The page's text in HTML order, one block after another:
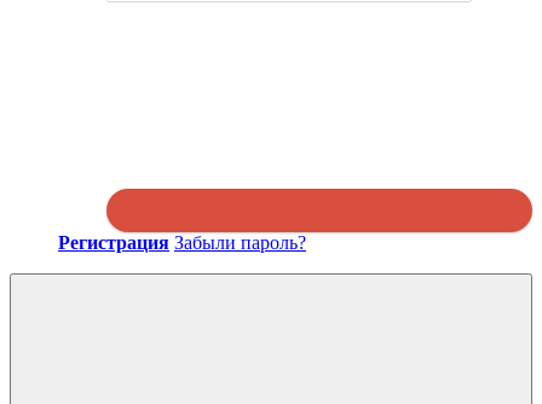
Регистрация Забыли пароль?